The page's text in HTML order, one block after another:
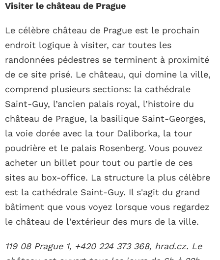
Visiter le château de Prague
Le célèbre château de Prague est le prochain
endroit logique à visiter, car toutes les
randonnées pédestres se terminent à proximité
de ce site prisé. Le château, qui domine la ville,
comprend plusieurs sections: la cathédrale
Saint-Guy, l’ancien palais royal, l’histoire du
château de Prague, la basilique Saint-Georges,
la voie dorée avec la tour Daliborka, la tour
poudrière et le palais Rosenberg. Vous pouvez
acheter un billet pour tout ou partie de ces
sites au box-office. La structure la plus célèbre
est la cathédrale Saint-Guy. Il s'agit du grand
bâtiment que vous voyez lorsque vous regardez
le château de l'extérieur des murs de la ville.
119 08 Prague 1, +420 224 373 368, hrad.cz. Le